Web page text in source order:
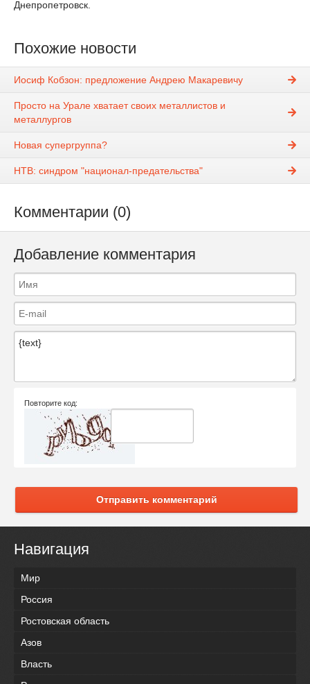
Днепропетровск.
Похожие новости
Иосиф Кобзон: предложение Андрею Макаревичу
Просто на Урале хватает своих металлистов и
металлургов
Новая супергруппа?
НТВ: синдром "национал-предательства"
Комментарии (0)
Добавление комментария
Повторите код:
Отправить комментарий
Навигация
Мир
Россия
Ростовская область
Азов
Власть